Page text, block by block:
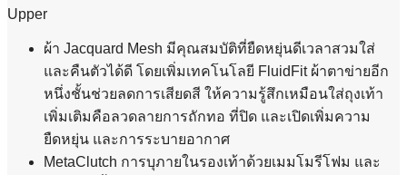
Upper
ผ้า Jacquard Mesh มีคุณสมบัติที่ยืดหยุ่นดีเวลาสวมใส่
และคืนตัวได้ดี โดยเพิ่มเทคโนโลยี FluidFit ผ้าตาข่ายอีก
หนึ่งชั้นช่วยลดการเสียดสี ให้ความรู้สึกเหมือนใส่ถุงเท้า
เพิ่มเติมคือลวดลายการถักทอ ที่ปิด และเปิดเพิ่มความ
ยืดหยุ่น และการระบายอากาศ
MetaClutch การบุภายในรองเท้าด้วยเมมโมรีโฟม และ